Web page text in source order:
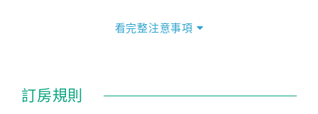
價」之當日價格為標準。
話方式異動訂單。
看完整注意事項
訂房規則